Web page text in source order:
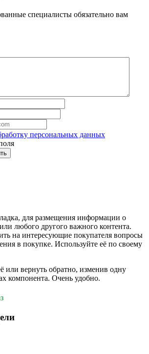
специалисты обязательно вам
персональных данных
для размещения информации о
любого другого важного контента.
на интересующие покупателя вопросы
в покупке. Используйте её по своему
или вернуть обратно, изменив одну
компонента. Очень удобно.